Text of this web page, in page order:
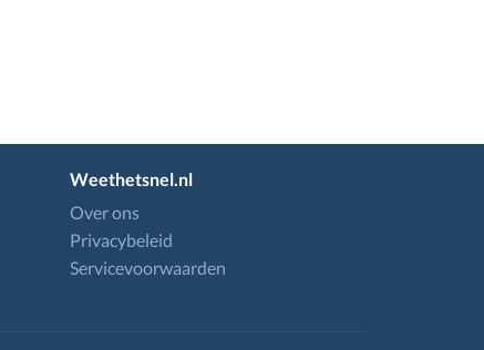
Weethetsnel.nl
Over ons
Privacybeleid
Servicevoorwaarden